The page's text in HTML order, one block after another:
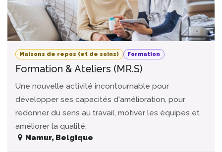
Maisons de repos (et de soins) Formation
Formation & Ateliers (MR.S)
Une nouvelle activité incontournable pour
développer ses capacités d'amélioration, pour
redonner du sens au travail, motiver les équipes et
améliorer la qualité.
Namur, Belgique